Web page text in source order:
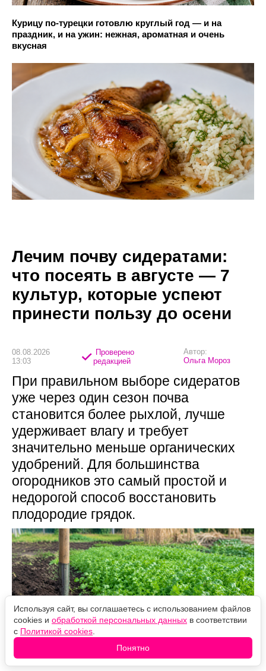
Курицу по-турецки готовлю круглый год — и на
праздник, и на ужин: нежная, ароматная и очень
вкусная
Лечим почву сидератами:
что посеять в августе — 7
культур, которые успеют
принести пользу до осени
08.08.2026
13:03
Проверено
редакцией
Автор:
Ольга Мороз
При правильном выборе сидератов
уже через один сезон почва
становится более рыхлой, лучше
удерживает влагу и требует
значительно меньше органических
удобрений. Для большинства
огородников это самый простой и
недорогой способ восстановить
плодородие грядок.
Используя сайт, вы соглашаетесь с использованием файлов
cookies и обработкой персональных данных в соответствии
с Политикой cookies
Понятно